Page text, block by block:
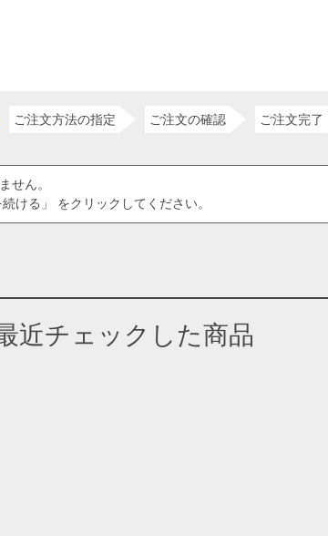
ご注文方法の指定 ご注文の確認 ご注文完了
せん。
ける」 をクリックしてください。
近チェックした商品